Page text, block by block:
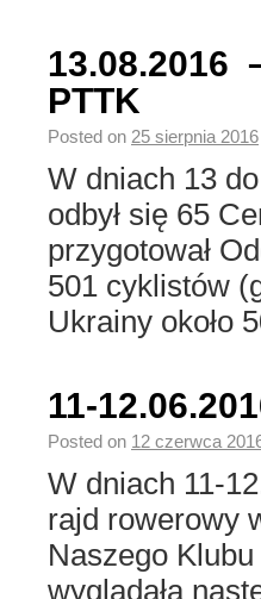
PTTK
Posted on 25 sierpnia 2016
W dniach 13
odbył się 65
przygotował
501 cyklistów
Ukrainy około
11-
Posted on 12 czerwca
W dniach 11-
rajd rowerowy
Naszego
wyglądała